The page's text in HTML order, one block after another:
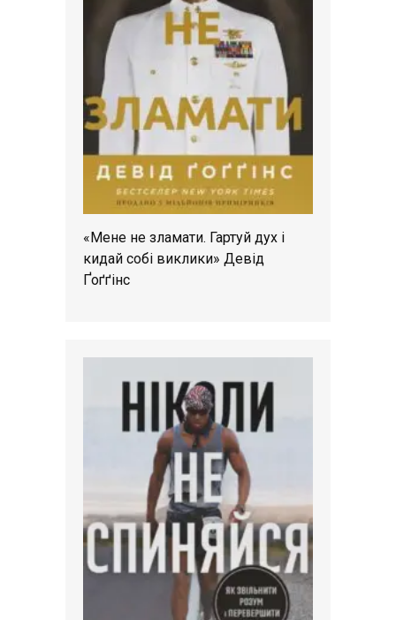
«Мене не зламати. Гартуй дух і
кидай собі виклики» Девід
Ґоґґінс